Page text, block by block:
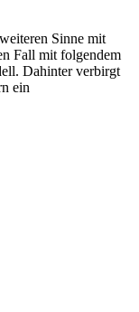
Sinne mit
Fall mit folgendem
Dahinter verbirgt
ein